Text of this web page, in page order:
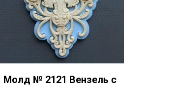
Молд № 2121 Вензель с